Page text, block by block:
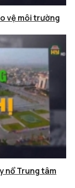
vệ môi trường
nổ Trung tâm